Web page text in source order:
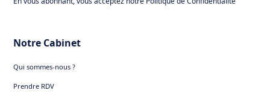
En savoir plus sur lefonctionnement des indices
Notre Cabinet
Qui sommes-nous ?
Prendre RDV